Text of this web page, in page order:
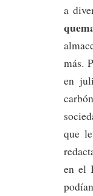
a
más.
en
que
en el